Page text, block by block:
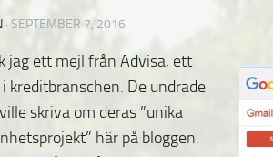
· SEPTEMBER 7, 2016
jag ett mejl från Advisa, ett
kreditbranschen. De undrade
skriva om deras ”unika
här på bloggen.